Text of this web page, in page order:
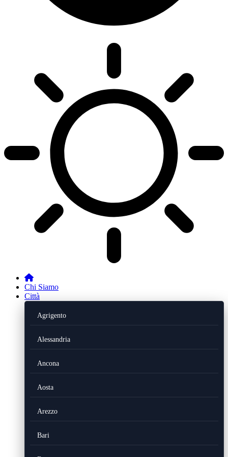
Chi Siamo
Città
Agrigento
Alessandria
Ancona
Aosta
Arezzo
Bari